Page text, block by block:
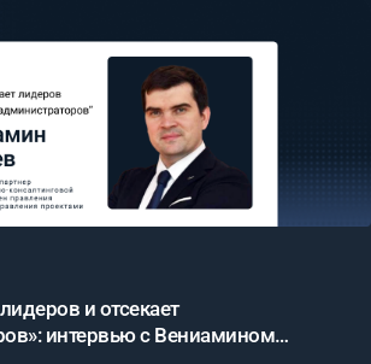
и отсекает
интервью с Вениамином